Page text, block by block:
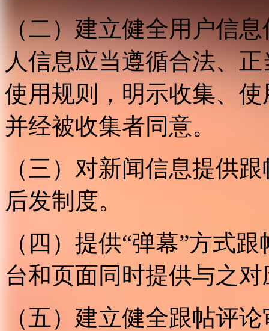
（二）建立健全用户信
人信息应当遵循合法、
使用规则，明示收集、
并经被收集者同意。
（三）对新闻信息提供
后发制度。
（四）提供“弹幕”方式
台和页面同时提供与之
（五）建立健全跟帖评